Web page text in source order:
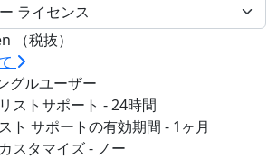
（税抜）
グルユーザー
ストサポート - 24時間
ト サポートの有効期間 - 1ヶ月
スタマイズ - ノー